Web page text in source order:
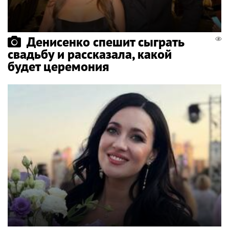
Денисенко спешит сыграть
свадьбу и рассказала, какой
будет церемония